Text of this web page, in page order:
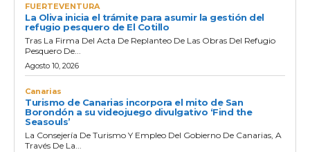
FUERTEVENTURA
La Oliva inicia el trámite para asumir la gestión del
refugio pesquero de El Cotillo
Tras La Firma Del Acta De Replanteo De Las Obras Del Refugio
Pesquero De...
Agosto 10, 2026
Canarias
Turismo de Canarias incorpora el mito de San
Borondón a su videojuego divulgativo ‘Find the
Seasouls’
La Consejería De Turismo Y Empleo Del Gobierno De Canarias, A
Través De La...